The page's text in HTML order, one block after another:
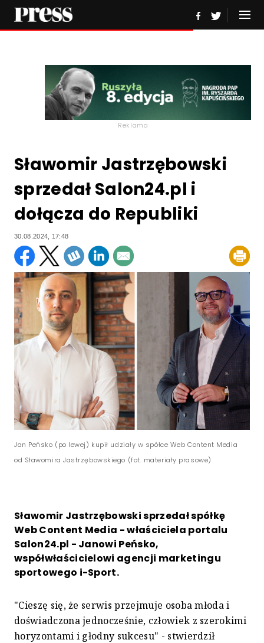
Reklama
Sławomir Jastrzębowski
sprzedał Salon24.pl i
dołącza do Republiki
30.08.2024, 17:48
Jan Peńsko (po lewej) kupił udziały w spółce Web Content Media
od Sławomira Jastrzębowskiego (fot. materiały prasowe)
Sławomir Jastrzębowski sprzedał spółkę
Web Content Media - właściciela portalu
Salon24.pl - Janowi Peńsko,
współwłaścicielowi agencji marketingu
sportowego i-Sport.
"Cieszę się, że serwis przejmuje osoba młoda i
doświadczona jednocześnie, człowiek z szerokimi
horyzontami i głodny sukcesu" - stwierdził